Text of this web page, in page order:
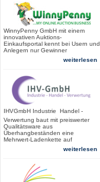
WinnyPenny GmbH mit einem
innovativen Auktions-
Einkaufsportal kennt bei Usern und
Anlegern nur Gewinner
weiterlesen
IHVGmbH Industrie  Handel -
Verwertung baut mit preiswerter
Qualitätsware aus
Überhangbeständen eine
Mehrwert-Ladenkette auf
weiterlesen